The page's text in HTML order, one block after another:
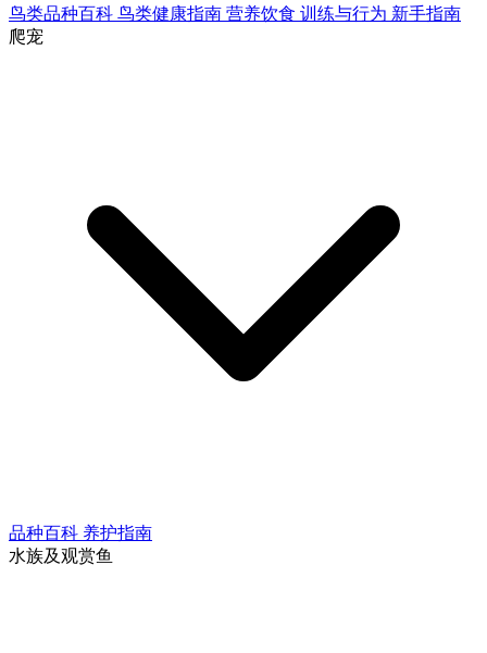
鸟类品种百科 鸟类健康指南 营养饮食 训练与行为 新手指南
爬宠
品种百科 养护指南
水族及观赏鱼